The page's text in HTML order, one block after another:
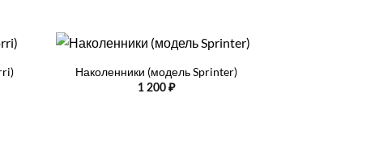
+
Наколенники (модель Sprinter)
1 200 ₽